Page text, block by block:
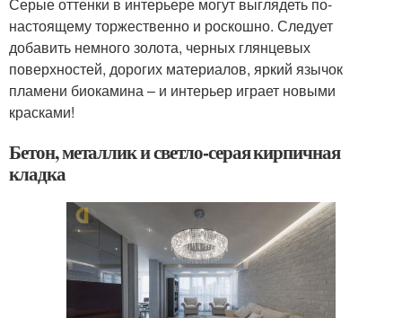
настоящему торжественно и роскошно. Следует
добавить немного золота, черных глянцевых
поверхностей, дорогих материалов, яркий язычок
пламени биокамина – и интерьер играет новыми
красками!
Бетон, металлик и светло-серая кирпичная
кладка